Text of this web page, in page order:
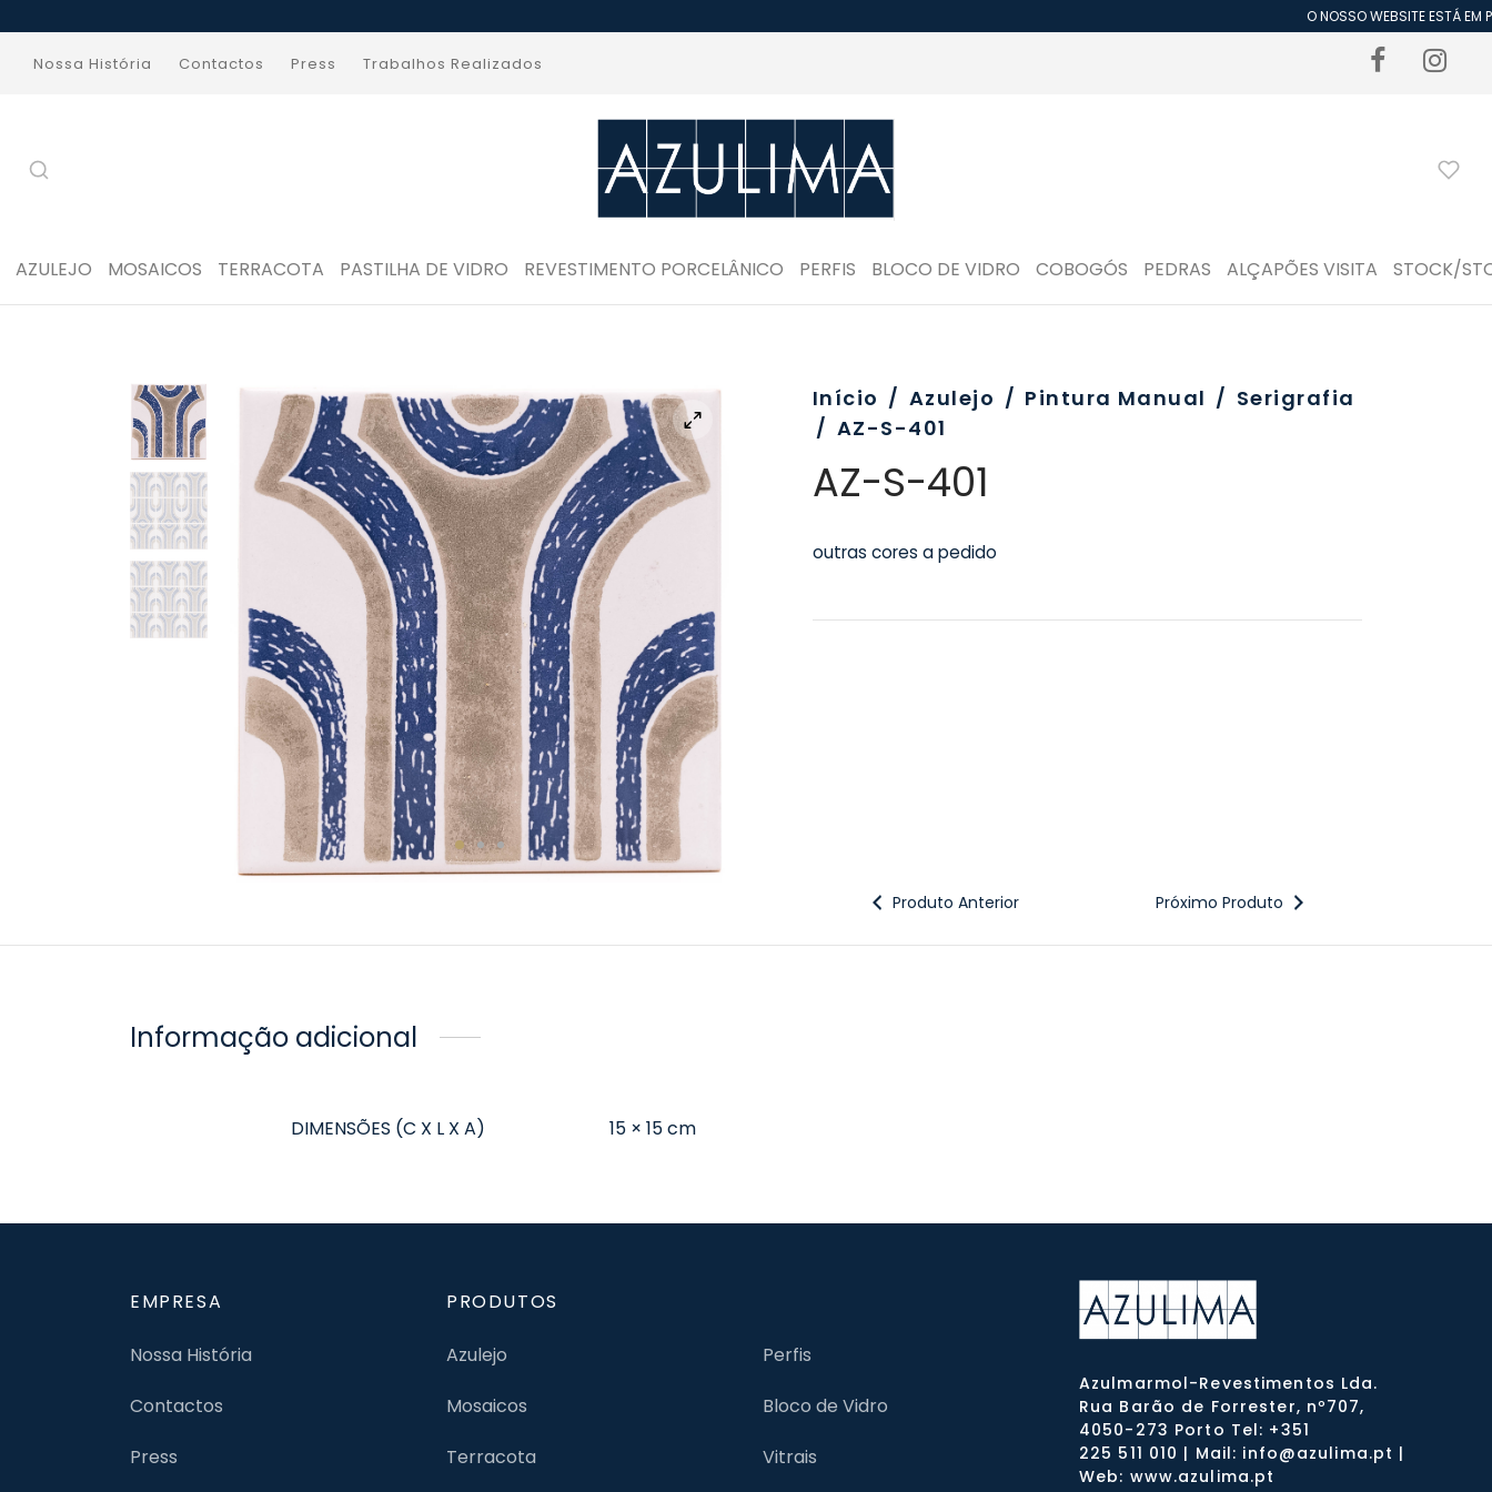
O NOSSO WEBSITE ESTÁ EM
Nossa História Contactos Press Trabalhos Realizados
AZULEJO MOSAICOS TERRACOTA PASTILHA DE VIDRO REVESTIMENTO PORCELÂNICO PERFIS BLOCO DE VIDRO COBOGÓS PEDRAS ALÇAPÕES VISITA STOCK/
Início / Azulejo / Pintura Manual / Serigrafia
/ AZ-S-401
AZ-S-401
outras cores a pedido
Produto Anterior Próximo Produto
Informação adicional
DIMENSÕES (C X L X A) 15 × 15 cm
EMPRESA
Nossa História
Contactos
Press
PRODUTOS
Azulejo
Mosaicos
Terracota
Perfis
Bloco de Vidro
Vitrais
Azulmarmol-Revestimentos Lda.
Rua Barão de Forrester, nº707,
4050-273 Porto Tel: +351
225 511 010 | Mail: info@azulima.pt |
Web: www.azulima.pt